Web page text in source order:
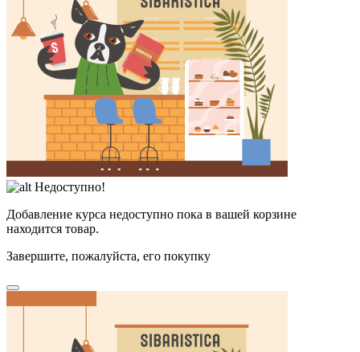
Недоступно!
Добавление курса недоступно пока в вашей корзине
находится товар.
Завершите, пожалуйста, его покупку